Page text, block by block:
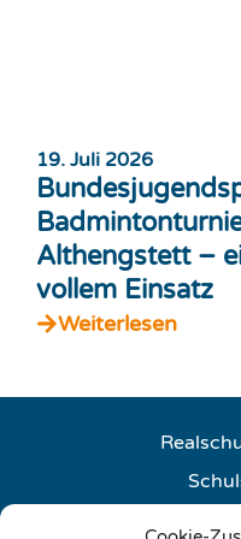
19. Juli 2026
Althengstett –
vollem Einsatz
Weiterlesen